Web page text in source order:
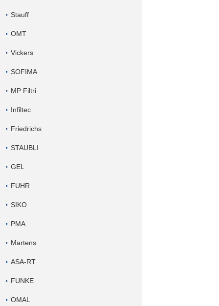
Stauff
OMT
Vickers
SOFIMA
MP Filtri
Infiltec
Friedrichs
STAUBLI
GEL
FUHR
SIKO
PMA
Martens
ASA-RT
FUNKE
OMAL